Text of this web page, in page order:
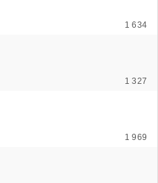
1 634
1 327
1 969